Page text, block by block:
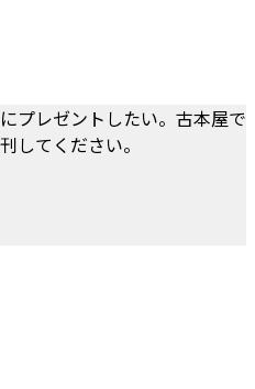
プレゼントしたい。古本屋で
してください。